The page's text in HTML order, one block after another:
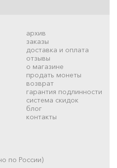
архив
заказы
доставка и оплата
отзывы
о магазине
продать монеты
возврат
гарантия подлинности
система скидок
блог
контакты
по России)